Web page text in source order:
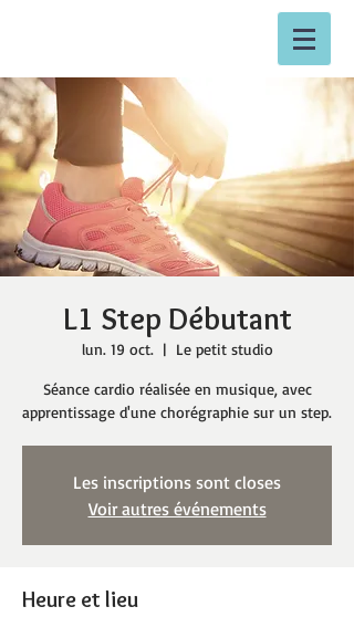
L1 Step Débutant
lun. 19 oct.
  |
Le petit studio
Séance cardio réalisée en musique, avec
apprentissage d'une chorégraphie sur un step.
Les inscriptions sont closes
Voir autres événements
Heure et lieu